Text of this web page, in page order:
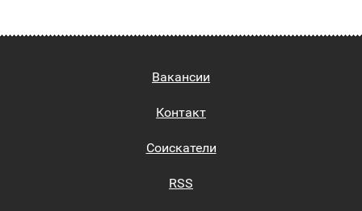
Вакансии
Контакт
Соискатели
RSS